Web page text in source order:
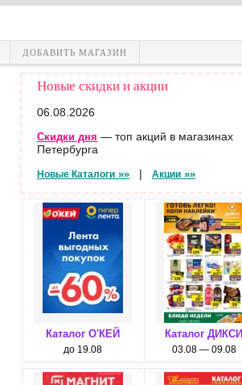
ДОБАВИТЬ МАГАЗИН
Новые скидки и акции
06.08.2026
Скидки дня — топ акций в магазинах
Петербурга
Новые Каталоги »» | Акции »»
Каталог О'КЕЙ
до 19.08
Каталог ДИКСИ
03.08 — 09.08